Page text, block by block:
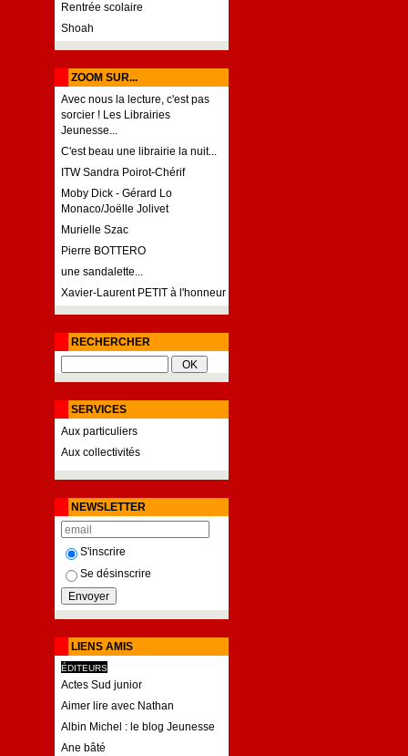
Rentrée scolaire
Shoah
ZOOM SUR...
Avec nous la lecture, c'est pas
sorcier ! Les Librairies
Jeunesse...
C'est beau une librairie la nuit...
ITW Sandra Poirot-Chérif
Moby Dick - Gérard Lo
Monaco/Joëlle Jolivet
Murielle Szac
Pierre BOTTERO
une sandalette...
Xavier-Laurent PETIT à l'honneur
RECHERCHER
SERVICES
Aux particuliers
Aux collectivités
NEWSLETTER
S'inscrire
Se désinscrire
LIENS AMIS
ÉDITEURS
Actes Sud junior
Aimer lire avec Nathan
Albin Michel : le blog Jeunesse
Ane bâté